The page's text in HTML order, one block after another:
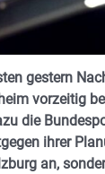
gestern
vorzeitig
die
ihrer
an,